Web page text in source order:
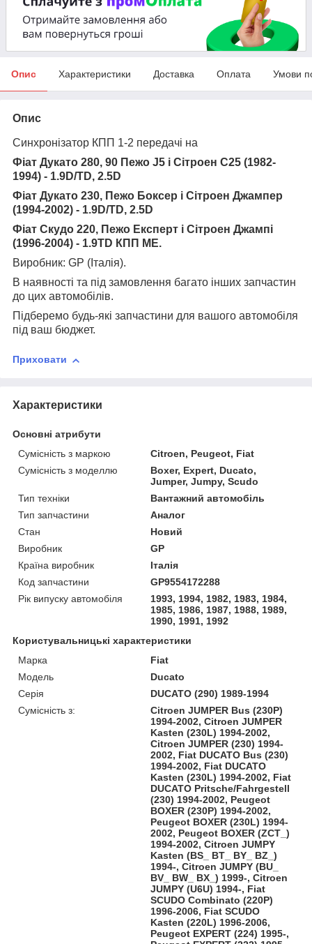
Опис Характеристики Доставка Оплата Умови
Опис
Синхронізатор КПП 1-2 передачі на
Фіат Дукато 280, 90 Пежо J5 і Сітроен С25 (1982-
1994) - 1.9D/TD, 2.5D
Фіат Дукато 230, Пежо Боксер і Сітроен Джампер
(1994-2002) - 1.9D/TD, 2.5D
Фіат Скудо 220, Пежо Експерт і Сітроен Джампі
(1996-2004) - 1.9TD КПП МЕ.
Виробник: GP (Італія).
В наявності та під замовлення багато інших запчастин
до цих автомобілів.
Підберемо будь-які запчастини для вашого автомобіля
під ваш бюджет.
Приховати
Характеристики
Основні атрибути
Сумісність з маркою
Citroen, Peugeot, Fiat
Сумісність з моделлю
Boxer, Expert, Ducato,
Jumper, Jumpy, Scudo
Тип техніки
Вантажний автомобіль
Тип запчастини
Аналог
Стан
Новий
Виробник
GP
Країна виробник
Італія
Код запчастини
GP9554172288
Рік випуску автомобіля
1993, 1994, 1982, 1983, 1984,
1985, 1986, 1987, 1988, 1989,
1990, 1991, 1992
Користувальницькі характеристики
Марка
Fiat
Модель
Ducato
Серія
DUCATO (290) 1989-1994
Сумісність з:
Citroen JUMPER Bus (230P)
1994-2002, Citroen JUMPER
Kasten (230L) 1994-2002,
Citroen JUMPER (230) 1994-
2002, Fiat DUCATO Bus (230)
1994-2002, Fiat DUCATO
Kasten (230L) 1994-2002, Fiat
DUCATO Pritsche/Fahrgestell
(230) 1994-2002, Peugeot
BOXER (230P) 1994-2002,
Peugeot BOXER (230L) 1994-
2002, Peugeot BOXER (ZCT_)
1994-2002, Citroen JUMPY
Kasten (BS_ BT_ BY_ BZ_)
1994-, Citroen JUMPY (BU_
BV_ BW_ BX_) 1999-, Citroen
JUMPY (U6U) 1994-, Fiat
SCUDO Combinato (220P)
1996-2006, Fiat SCUDO
Kasten (220L) 1996-2006,
Peugeot EXPERT (224) 1995-,